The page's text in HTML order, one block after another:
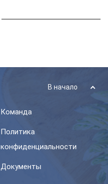
В начало
Команда
Политика
конфиденциальности
Документы